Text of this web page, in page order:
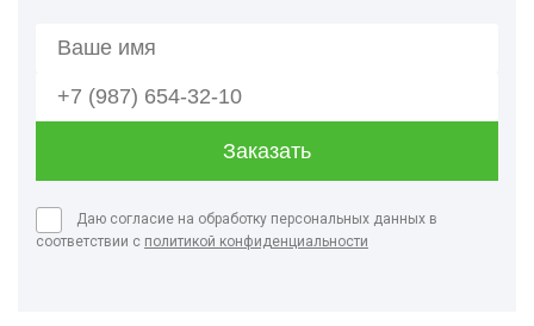
Даю согласие на обработку персональных данных в
соответствии с политикой конфиденциальности